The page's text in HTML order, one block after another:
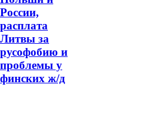
России,
расплата
Литвы за
русофобию и
проблемы у
финских ж/д